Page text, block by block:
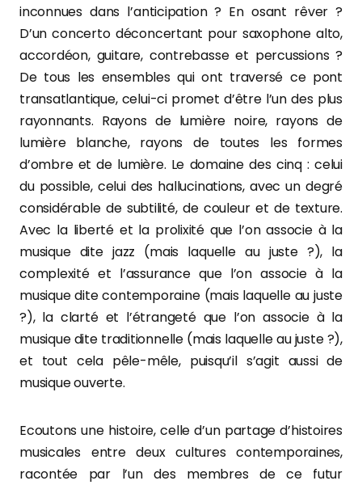
inconnues dans l’anticipation ? En osant rêver ?
D’un concerto déconcertant pour saxophone alto,
accordéon, guitare, contrebasse et percussions ?
De tous les ensembles qui ont traversé ce pont
transatlantique, celui-ci promet d’être l’un des plus
rayonnants. Rayons de lumière noire, rayons de
lumière blanche, rayons de toutes les formes
d’ombre et de lumière. Le domaine des cinq : celui
du possible, celui des hallucinations, avec un degré
considérable de subtilité, de couleur et de texture.
Avec la liberté et la prolixité que l’on associe à la
musique dite jazz (mais laquelle au juste ?), la
complexité et l’assurance que l’on associe à la
musique dite contemporaine (mais laquelle au juste
?), la clarté et l’étrangeté que l’on associe à la
musique dite traditionnelle (mais laquelle au juste ?),
et tout cela pêle-mêle, puisqu’il s’agit aussi de
musique ouverte.
Ecoutons une histoire, celle d’un partage d’histoires
musicales entre deux cultures contemporaines,
racontée par l’un des membres de ce futur